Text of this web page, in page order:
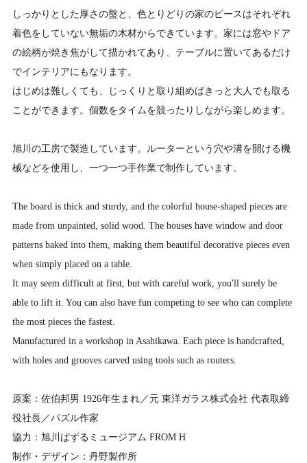
しっかりとした厚さの盤と、色とりどりの家のピースはそれぞれ
着色をしていない無垢の木材からできています。家には窓やドア
の絵柄が焼き焦がして描かれてあり、テーブルに置いてあるだけ
でインテリアにもなります。
はじめは難しくても、じっくりと取り組めばきっと大人でも取る
ことができます。個数をタイムを競ったりしながら楽しめます。
旭川の工房で製造しています。ルーターという穴や溝を開ける機
械などを使用し、一つ一つ手作業で制作しています。
The board is thick and sturdy, and the colorful house-shaped pieces are
made from unpainted, solid wood. The houses have window and door
patterns baked into them, making them beautiful decorative pieces even
when simply placed on a table.
It may seem difficult at first, but with careful work, you'll surely be
able to lift it. You can also have fun competing to see who can complete
the most pieces the fastest.
Manufactured in a workshop in Asahikawa. Each piece is handcrafted,
with holes and grooves carved using tools such as routers.
原案：佐伯邦男 1926年生まれ／元 東洋ガラス株式会社 代表取締
役社長／パズル作家
協力：旭川ぱずるミュージアム FROM H
制作・デザイン：丹野製作所